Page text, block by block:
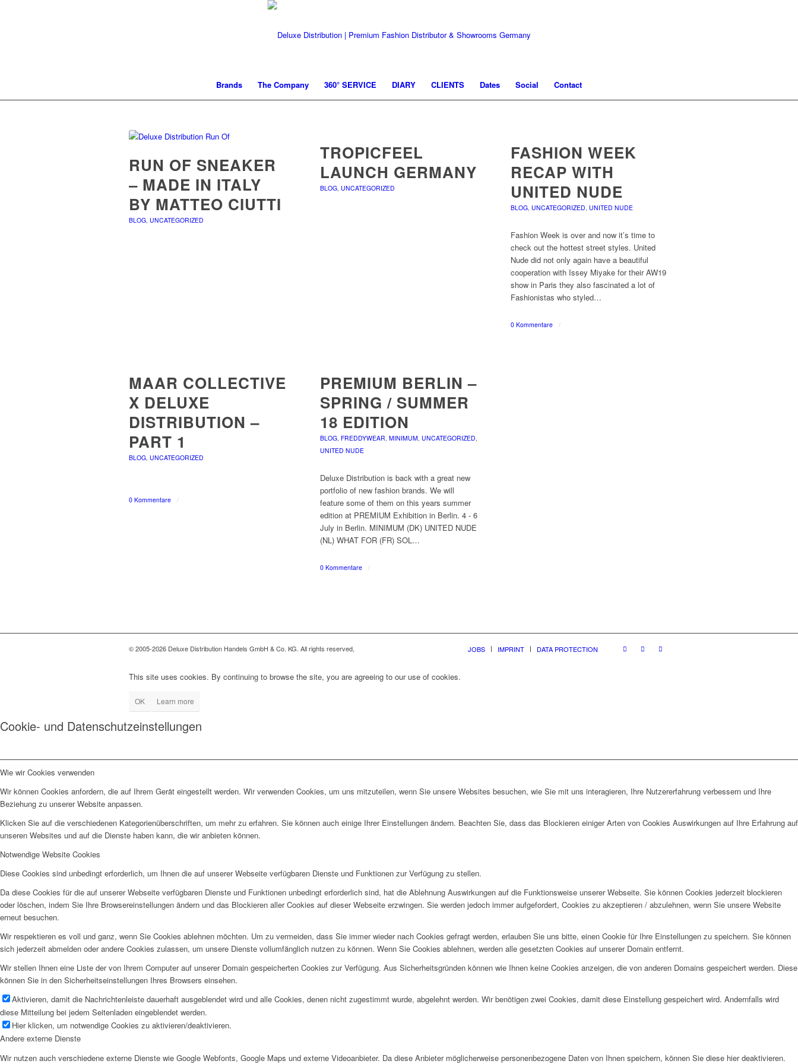
Brands The Company 360° SERVICE DIARY CLIENTS Dates Social Contact
RUN OF SNEAKER
– MADE IN ITALY
BY MATTEO CIUTTI
BLOG, UNCATEGORIZED
TROPICFEEL
LAUNCH GERMANY
BLOG, UNCATEGORIZED
FASHION WEEK
RECAP WITH
UNITED NUDE
BLOG,UNCATEGORIZED,UNITED NUDE
Fashion Week is over and now it’s time to
check out the hottest street styles. United
Nude did not only again have a beautiful
cooperation with Issey Miyake for their AW19
show in Paris they also fascinated a lot of
Fashionistas who styled…
0 Kommentare /
MAAR COLLECTIVE
X DELUXE
DISTRIBUTION –
PART 1
BLOG, UNCATEGORIZED
0 Kommentare /
PREMIUM BERLIN –
SPRING / SUMMER
18 EDITION
BLOG, FREDDYWEAR, MINIMUM, UNCATEGORIZED,
UNITED NUDE
Deluxe Distribution is back with a great new
portfolio of new fashion brands. We will
feature some of them on this years summer
edition at PREMIUM Exhibition in Berlin. 4 - 6
July in Berlin. MINIMUM (DK) UNITED NUDE
(NL) WHAT FOR (FR) SOL…
0 Kommentare /
© 2005-2026 Deluxe Distribution Handels GmbH & Co. KG. All rights reserved, JOBS IMPRINT DATA PROTECTION
This site uses cookies. By continuing to browse the site, you are agreeing to our use of cookies.
OK Learn more
Cookie- und Datenschutzeinstellungen
Wie wir Cookies verwenden
Wir können Cookies anfordern, die auf Ihrem Gerät eingestellt werden. Wir verwenden Cookies, um uns mitzuteilen, wenn Sie unsere Websites besuchen, wie Sie mit uns interagieren, Ihre Nutzererfahrung verbessern und Ihre
Beziehung zu unserer Website anpassen.
Klicken Sie auf die verschiedenen Kategorienüberschriften, um mehr zu erfahren. Sie können auch einige Ihrer Einstellungen ändern. Beachten Sie, dass das Blockieren einiger Arten von Cookies Auswirkungen auf Ihre Erfahrung auf
unseren Websites und auf die Dienste haben kann, die wir anbieten können.
Notwendige Website Cookies
Diese Cookies sind unbedingt erforderlich, um Ihnen die auf unserer Webseite verfügbaren Dienste und Funktionen zur Verfügung zu stellen.
Da diese Cookies für die auf unserer Webseite verfügbaren Dienste und Funktionen unbedingt erforderlich sind, hat die Ablehnung Auswirkungen auf die Funktionsweise unserer Webseite. Sie können Cookies jederzeit blockieren
oder löschen, indem Sie Ihre Browsereinstellungen ändern und das Blockieren aller Cookies auf dieser Webseite erzwingen. Sie werden jedoch immer aufgefordert, Cookies zu akzeptieren / abzulehnen, wenn Sie unsere Website
erneut besuchen.
Wir respektieren es voll und ganz, wenn Sie Cookies ablehnen möchten. Um zu vermeiden, dass Sie immer wieder nach Cookies gefragt werden, erlauben Sie uns bitte, einen Cookie für Ihre Einstellungen zu speichern. Sie können
sich jederzeit abmelden oder andere Cookies zulassen, um unsere Dienste vollumfänglich nutzen zu können. Wenn Sie Cookies ablehnen, werden alle gesetzten Cookies auf unserer Domain entfernt.
Wir stellen Ihnen eine Liste der von Ihrem Computer auf unserer Domain gespeicherten Cookies zur Verfügung. Aus Sicherheitsgründen können wie Ihnen keine Cookies anzeigen, die von anderen Domains gespeichert werden. Diese
können Sie in den Sicherheitseinstellungen Ihres Browsers einsehen.
Aktivieren, damit die Nachrichtenleiste dauerhaft ausgeblendet wird und alle Cookies, denen nicht zugestimmt wurde, abgelehnt werden. Wir benötigen zwei Cookies, damit diese Einstellung gespeichert wird. Andernfalls wird
diese Mitteilung bei jedem Seitenladen eingeblendet werden.
Hier klicken, um notwendige Cookies zu aktivieren/deaktivieren.
Andere externe Dienste
Wir nutzen auch verschiedene externe Dienste wie Google Webfonts, Google Maps und externe Videoanbieter. Da diese Anbieter möglicherweise personenbezogene Daten von Ihnen speichern, können Sie diese hier deaktivieren.